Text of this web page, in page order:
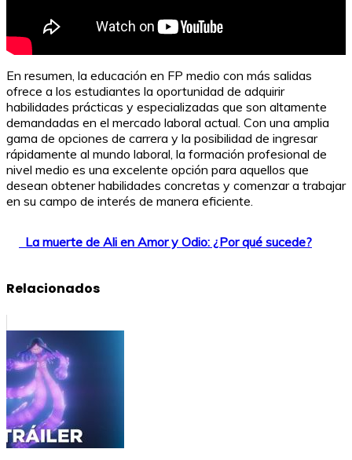
En resumen, la educación en FP medio con más salidas
ofrece a los estudiantes la oportunidad de adquirir
habilidades prácticas y especializadas que son altamente
demandadas en el mercado laboral actual. Con una amplia
gama de opciones de carrera y la posibilidad de ingresar
rápidamente al mundo laboral, la formación profesional de
nivel medio es una excelente opción para aquellos que
desean obtener habilidades concretas y comenzar a trabajar
en su campo de interés de manera eficiente.
La muerte de Ali en Amor y Odio: ¿Por qué sucede?
Relacionados